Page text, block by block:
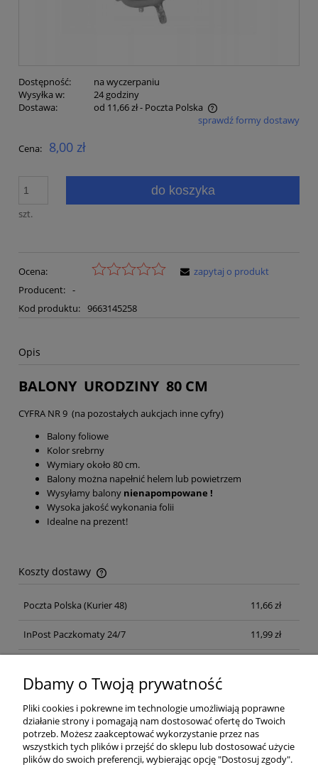
Dostępność:
na wyczerpaniu
Wysyłka w:
24 godziny
Dostawa:
od 11,66 zł- Poczta Polska
Cena nie zawiera ewentualnych kosztów płatnościsprawdź formy dostawy
Cena: 8,00 zł
szt.
do koszyka
Ocena:
Producent: -
Kod produktu: 9663145258
zapytaj o produkt
Opis
BALONY URODZINY 80 CM
CYFRA NR 9 (na pozostałych aukcjach inne cyfry)
Balony foliowe
Kolor srebrny
Wymiary około 80 cm.
Balony można napełnić helem lub powietrzem
Wysyłamy balony nienapompowane !
Wysoka jakość wykonania folii
Idealne na prezent!
Koszty dostawy
Cena nie zawiera ewentualnych kosztów płatności
Poczta Polska (Kurier 48) 11,66 zł
InPost Paczkomaty 24/7 11,99 zł
Dbamy o Twoją prywatność
Pliki cookies i pokrewne im technologie umożliwiają poprawne
działanie strony i pomagają nam dostosować ofertę do Twoich
potrzeb. Możesz zaakceptować wykorzystanie przez nas
wszystkich tych plików i przejść do sklepu lub dostosować użycie
plików do swoich preferencji, wybierając opcję "Dostosuj zgody".